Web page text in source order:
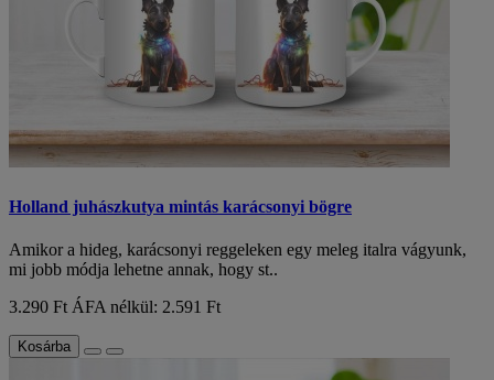
Holland juhászkutya mintás karácsonyi bögre
Amikor a hideg, karácsonyi reggeleken egy meleg italra vágyunk,
mi jobb módja lehetne annak, hogy st..
3.290 Ft ÁFA nélkül: 2.591 Ft
Kosárba